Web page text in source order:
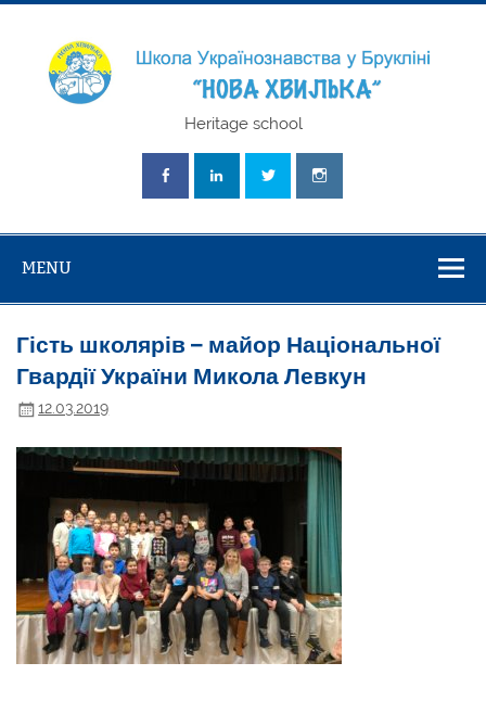
Skip
"Нова
Heritage school
MENU
Гість школярів – майор Національної
Гвардії України Микола Левкун
12.03.2019